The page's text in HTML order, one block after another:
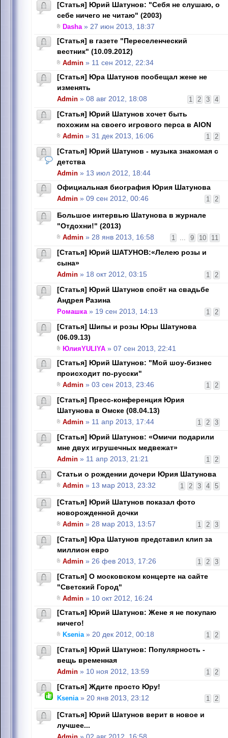
[Статья] Юрий Шатунов: "Себя не слушаю, о
себе ничего не читаю" (2003)
Dasha» 27 июн 2013, 18:37
[Статья] в газете "Переселенческий
вестник" (10.09.2012)
Admin » 11 сен 2012, 22:34
[Статья] Юра Шатунов пообещал жене не
изменять
1 2 3 4
Admin » 08 авг 2012, 18:08
[Статья] Юрий Шатунов хочет быть
похожим на своего игрового перса в AION
1 2
Admin » 31 дек 2013, 16:06
[Статья] Юрий Шатунов - музыка знакомая с
детства
Admin » 13 июл 2012, 18:44
Официальная биография Юрия Шатунова
1 2
Admin » 09 сен 2012, 00:46
Большое интервью Шатунова в журнале
"Отдохни!" (2013)
1 ... 9 10 11
Admin » 28 янв 2013, 16:58
[Статья] Юрий ШАТУНОВ:«Лелею розы и
сына»
1 2
Admin » 18 окт 2012, 03:15
[Статья] Юрий Шатунов споёт на свадьбе
Андрея Разина
1 2
Ромашка» 19 сен 2013, 14:13
[Статья] Шипы и розы Юры Шатунова
(06.09.13)
ЮлияYULIYA » 07 сен 2013, 22:41
[Статья] Юрий Шатунов: "Мой шоу-бизнес
происходит по-русски"
1 2
Admin » 03 сен 2013, 23:46
[Статья] Пресс-конференция Юрия
Шатунова в Омске (08.04.13)
1 2 3
Admin » 11 апр 2013, 17:44
[Статья] Юрий Шатунов: «Омичи подарили
мне двух игрушечных медвежат»
1 2
Admin » 11 апр 2013, 21:21
Статьи о рождении дочери Юрия Шатунова
1 2 3 4 5
Admin » 13 мар 2013, 23:32
[Cтатья] Юрий Шатунов показал фото
новорожденной дочки
1 2 3
Admin » 28 мар 2013, 13:57
[Статья] Юра Шатунов представил клип за
миллион евро
1 2 3
Admin » 26 фев 2013, 17:26
[Статья] О московском концерте на сайте
"Светский Город"
Admin » 10 окт 2012, 16:24
[Статья] Юрий Шатунов: Жене я не покупаю
ничего!
1 2
Ksenia» 20 дек 2012, 00:18
[Статья] Юрий Шатунов: Популярность -
вещь временная
1 2
Admin » 10 ноя 2012, 13:59
[Статья] Ждите просто Юру!
1 2
Ksenia» 20 янв 2013, 23:12
[Статья] Юрий Шатунов верит в новое и
лучшее...